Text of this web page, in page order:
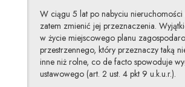
W ciągu 5 lat po nabyciu
zatem zmienić jej przeznaczenia.
w życie miejscowego planu
przestrzennego, który przeznaczy taką
inne niż rolne, co de facto spowoduje
ustawowego (art. 2 ust. 4 pkt 9 u.k.u.r.).